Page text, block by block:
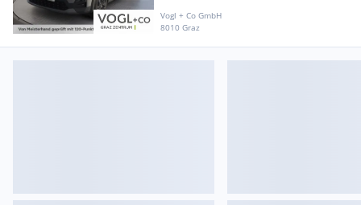
Vogl + Co GmbH
8010 Graz